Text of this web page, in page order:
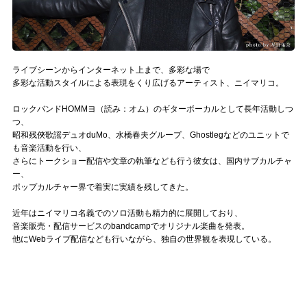
muevoコミュニティ
ぶいクラ！by muevo
ぶいコミュ！by muevo
Follow us
ライブシーンからインターネット上まで、多彩な場で
多彩な活動スタイルによる表現をくり広げるアーティスト、ニイマリコ。
ロックバンドHOMMヨ（読み：オム）のギターボーカルとして長年活動しつ
つ、
昭和残俠歌謡デュオduMo、水橋春夫グループ、Ghostlegなどのユニットで
も音楽活動を行い、
さらにトークショー配信や文章の執筆なども行う彼女は、国内サブカルチャ
ー、
ポップカルチャー界で着実に実績を残してきた。
近年はニイマリコ名義でのソロ活動も精力的に展開しており、
音楽販売・配信サービスのbandcampでオリジナル楽曲を発表。
他にWebライブ配信なども行いながら、独自の世界観を表現している。